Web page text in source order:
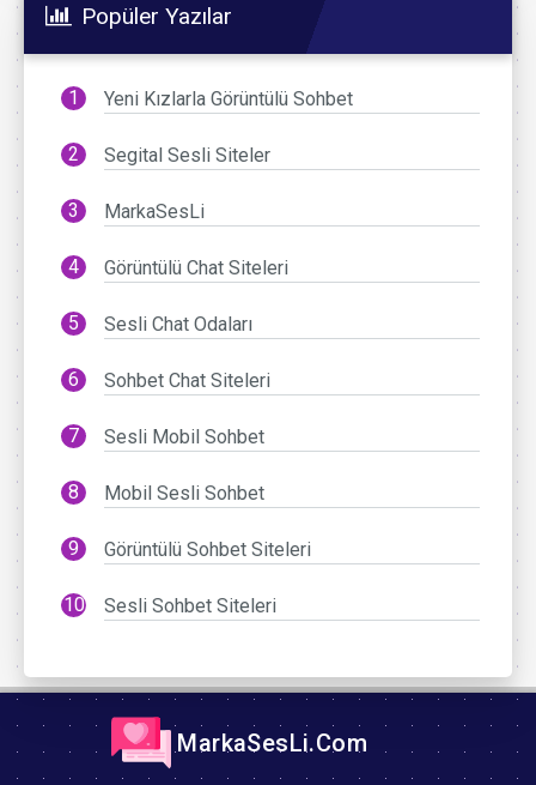
Popüler Yazılar
Yeni Kızlarla Görüntülü Sohbet
Segital Sesli Siteler
MarkaSesLi
Görüntülü Chat Siteleri
Sesli Chat Odaları
Sohbet Chat Siteleri
Sesli Mobil Sohbet
Mobil Sesli Sohbet
Görüntülü Sohbet Siteleri
Sesli Sohbet Siteleri
MarkaSesLi.Com